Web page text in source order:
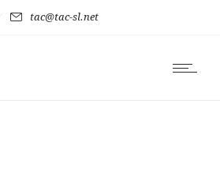
tac@tac-sl.net